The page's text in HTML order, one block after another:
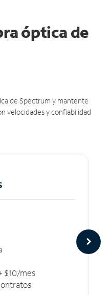
óptica de
de Spectrum y mantente
velocidades y confiabilidad
$10/mes